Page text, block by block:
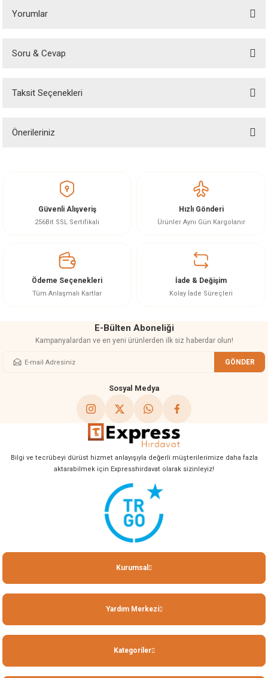
Yorumlar
Soru & Cevap
Ürün hakkında henüz soru sorulmamış.
Taksit Seçenekleri
Önerileriniz
Görüş ve önerileriniz için teşekkür ederiz.
Ürün resmi kalitesiz, bozuk veya görüntülenemiyor.
Ürün bilgilerinde hatalar bulunuyor.
Bu ürüne benzer farklı alternatifler olmalı.
Güvenli Alışveriş
256Bit SSL Sertifikalı
Hızlı Gönderi
Ürünler Aynı Gün Kargolanır
Ödeme Seçenekleri
Tüm Anlaşmalı Kartlar
İade & Değişim
Kolay İade Süreçleri
E-Bülten Aboneliği
Kampanyalardan ve en yeni ürünlerden ilk siz haberdar olun!
GÖNDER
Sosyal Medya
Bilgi ve tecrübeyi dürüst hizmet anlayışıyla değerli müşterilerimize daha fazla
aktarabilmek için Expresshirdavat olarak sizinleyiz!
Kurumsal
Yardım Merkezi
Kategoriler